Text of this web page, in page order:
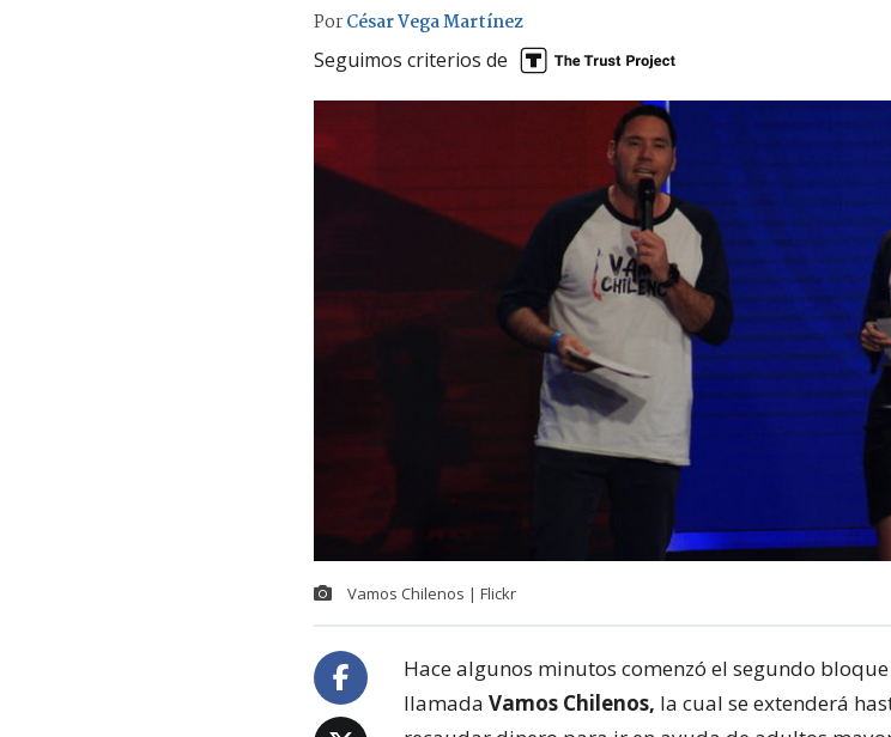
PorCésar Vega Martínez
Seguimos criterios de
Vamos Chilenos | Flickr
Hace algunos minutos comenzó el segundo
llamada Vamos Chilenos, la cual se extenderá